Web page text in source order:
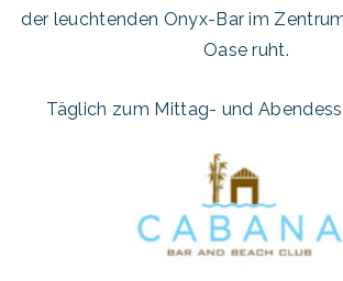
der leuchtenden Onyx-Bar im
Oase ruht.
Täglich zum Mittag- und